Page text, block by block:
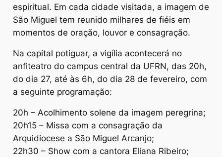
espiritual. Em cada cidade visitada, a imagem de
São Miguel tem reunido milhares de fiéis em
momentos de oração, louvor e consagração.
Na capital potiguar, a vigília acontecerá no
anfiteatro do campus central da UFRN, das 20h,
do dia 27, até às 6h, do dia 28 de fevereiro, com
a seguinte programação:
20h – Acolhimento solene da imagem peregrina;
20h15 – Missa com a consagração da
Arquidiocese a São Miguel Arcanjo;
22h30 – Show com a cantora Eliana Ribeiro;